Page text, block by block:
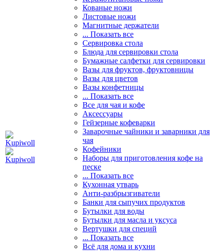
Кованые ножи
Листовые ножи
Магнитные держатели
... Показать все
Сервировка стола
Блюда для сервировки стола
Бумажные салфетки для сервировки
Вазы для фруктов, фруктовницы
Вазы для цветов
Вазы конфетницы
... Показать все
Все для чая и кофе
Аксессуары
Гейзерные кофеварки
Заварочные чайники и заварники для
чая
Кофейники
Наборы для приготовления кофе на
песке
... Показать все
Кухонная утварь
Анти-разбрызгиватели
Банки для сыпучих продуктов
Бутылки для воды
Бутылки для масла и уксуса
Вертушки для специй
... Показать все
Всё для дома и кухни